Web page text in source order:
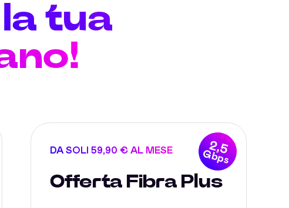
tua
2,5
Gbps
DA SOLI 59,90 € AL MESE
Offerta Fibra Plus